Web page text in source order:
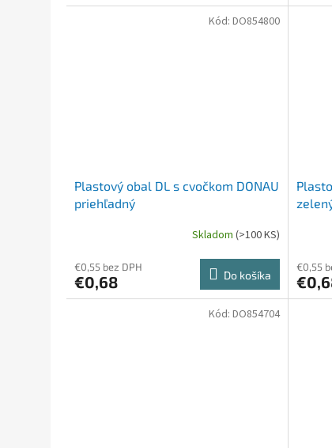
Plastový obal DL s cvočkom DONAU
priehľadný
Skladom (>100 KS)
€0,55 bez DPH
€0,68 Do košíka
Kód: DO854800
€0,55
Kód: DO854704